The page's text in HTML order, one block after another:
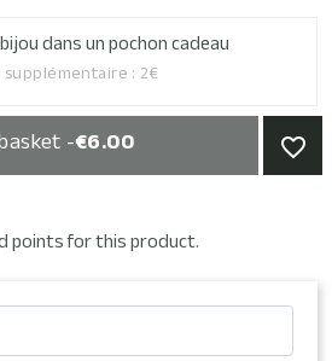
dans un pochon cadeau
supplémentaire : 2€
-€6.00 favorite_border
points for this product.